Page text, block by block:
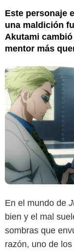
Este personaje
una maldición
Akutami
mentor más
En el mundo de
bien y el mal
sombras que
razón, uno de